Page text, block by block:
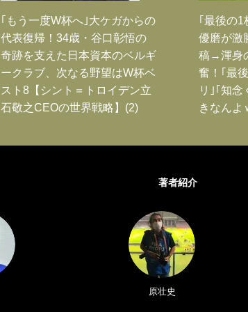
｢もう一度W杯へ｣大ケガからの
代表復帰！34歳・谷口彰悟の
奇跡を支えた日本資本のベルギ
ークラブ、次なる野望はW杯ベ
スト8【シント＝トロイデン立
石敬之CEOの世界戦略】(2)
｢最後の
優磨が激
稿→渾身
奮！｢最
リ｣｢知
きなんよ
著者紹介
原壮史